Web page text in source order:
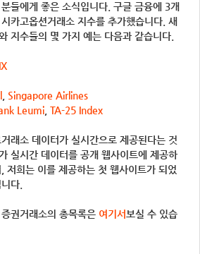
들에게 좋은 소식입니다. 구글 금융에 3개
카고옵션거래소 지수를 추가했습니다. 새
지수들의 몇 가지 예는 다음과 같습니다.
Singapore Airlines
Leumi TA-25 Index
래소 데이터가 실시간으로 제공된다는 것
실시간 데이터를 공개 웹사이트에 제공하
저희는 이를 제공하는 첫 웹사이트가 되었
다.
권거래소의 총목록은 여기서 보실 수 있습